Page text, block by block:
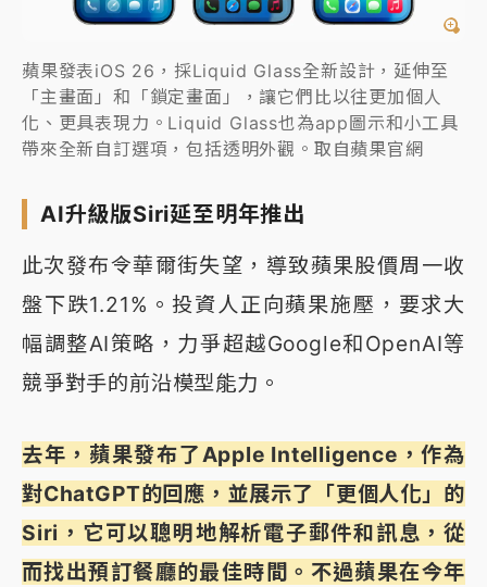
蘋果發表iOS 26，採Liquid Glass全新設計，延伸至
「主畫面」和「鎖定畫面」，讓它們比以往更加個人
化、更具表現力。Liquid Glass也為app圖示和小工具
帶來全新自訂選項，包括透明外觀。取自蘋果官網
AI升級版Siri延至明年推出
此次發布令華爾街失望，導致蘋果股價周一收
盤下跌1.21%。投資人正向蘋果施壓，要求大
幅調整AI策略，力爭超越Google和OpenAI等
競爭對手的前沿模型能力。
去年，蘋果發布了Apple Intelligence，作為
對ChatGPT的回應，並展示了「更個人化」的
Siri，它可以聰明地解析電子郵件和訊息，從
而找出預訂餐廳的最佳時間。不過蘋果在今年